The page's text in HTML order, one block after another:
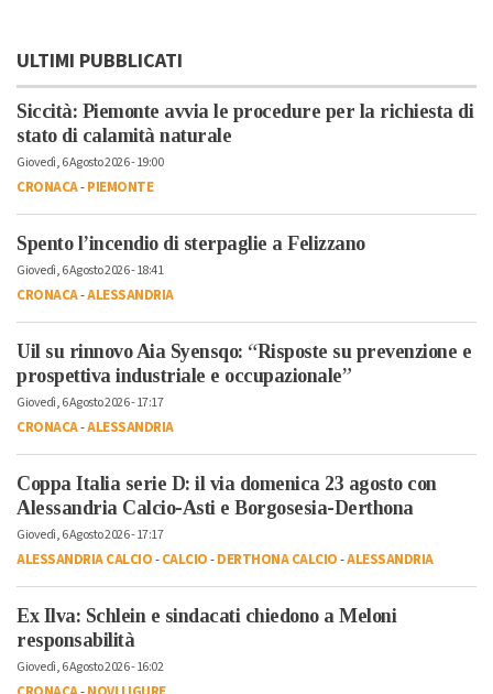
ULTIMI PUBBLICATI
Siccità: Piemonte avvia le procedure per la richiesta di
stato di calamità naturale
Giovedì, 6 Agosto 2026 - 19:00
CRONACA-PIEMONTE
Spento l’incendio di sterpaglie a Felizzano
Giovedì, 6 Agosto 2026 - 18:41
CRONACA-ALESSANDRIA
Uil su rinnovo Aia Syensqo: “Risposte su prevenzione e
prospettiva industriale e occupazionale”
Giovedì, 6 Agosto 2026 - 17:17
CRONACA-ALESSANDRIA
Coppa Italia serie D: il via domenica 23 agosto con
Alessandria Calcio-Asti e Borgosesia-Derthona
Giovedì, 6 Agosto 2026 - 17:17
ALESSANDRIA CALCIO-CALCIO-DERTHONA CALCIO-ALESSANDRIA
Ex Ilva: Schlein e sindacati chiedono a Meloni
responsabilità
Giovedì, 6 Agosto 2026 - 16:02